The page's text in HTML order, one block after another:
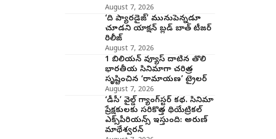
August 7, 2026
‘ది ప్యారడైజ్’ మునుపెన్నడూ
చూడని యాక్షన్ బ్లడ్ బాత్ టీజర్
రిలీజ్
August 7, 2026
1 బిలియన్ వ్యూస్ దాటిన తొలి
భారతీయ సినిమాగా చరిత్ర
సృష్టించిన ‘రామాయణ’ ట్రైలర్
August 7, 2026
‘డీసీ’ వైల్డ్ గ్యాంగ్‌స్టర్ కథ. సినిమా
ప్రేక్షకులకు సరికొత్త థియేట్రికల్
ఎక్స్‌పీరియన్స్ ఇస్తుంది: అరుణ్
మాథేశ్వరన్